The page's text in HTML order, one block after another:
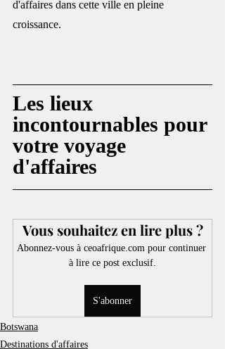
d'affaires dans cette ville en pleine
croissance.
Les lieux
incontournables pour
votre voyage
d'affaires
Vous souhaitez en lire plus ?
Abonnez-vous à ceoafrique.com pour continuer
à lire ce post exclusif.
S'abonner
Botswana
Destinations d'affaires